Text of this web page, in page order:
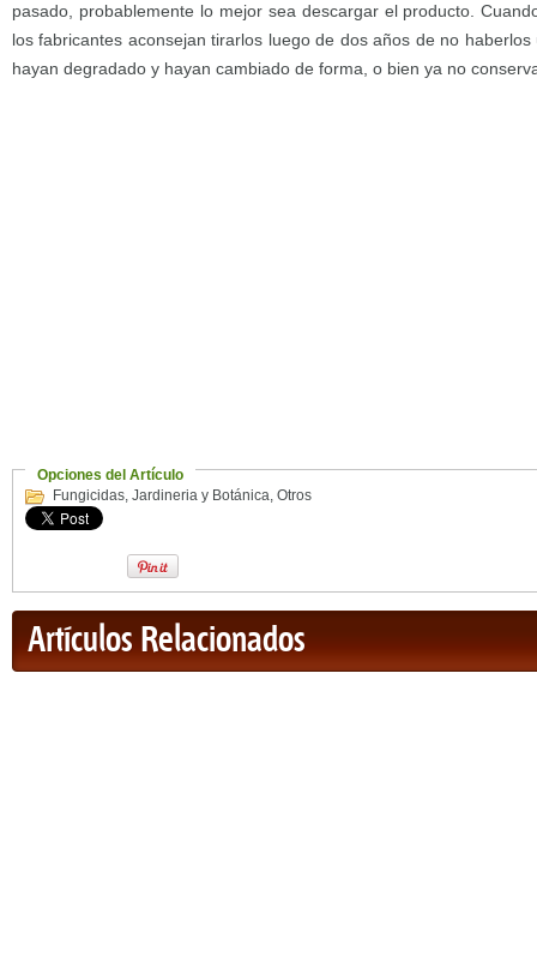
pasado, probablemente lo mejor sea descargar el producto.
los fabricantes aconsejan tirarlos luego de dos años de no
hayan degradado y hayan cambiado de forma, o bien ya no
Opciones del Artículo
Fungicidas, Jardineria y Botánica, Otros
Artículos Relacionados